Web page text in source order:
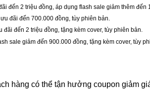
đến 2 triệu đồng, áp dụng flash sale giảm thêm đến
ưu đãi đến 700.000 đồng, tùy phiên bản.
đãi đến 2 triệu đồng, tặng kèm cover, tùy phiên bản.
sale giảm đến 900.000 đồng, tặng kèm cover, tùy
hàng có thể tận hưởng coupon giảm